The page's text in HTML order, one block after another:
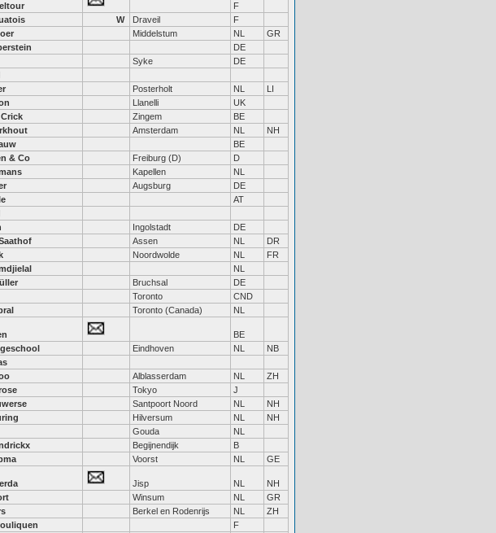
F
W Draveil
F
Middelstum NL
GR
DE
Syke
DE
Posterholt NL
LI
Llanelli
UK
Zingem
BE
Amsterdam NL
NH
BE
& Co Freiburg (D)
D
Kapellen
NL
Augsburg
DE
AT
Ingolstadt
DE
Assen NL
DR
Noordwolde NL
FR
NL
Bruchsal
DE
Toronto
CND
Toronto (Canada) NL
BE
Eindhoven NL
NB
Alblasserdam NL
ZH
Tokyo
J
Santpoort Noord NL
NH
Hilversum NL
NH
Gouda
NL
Begijnendijk
B
Voorst NL GE
Jisp NL
NH
Winsum NL
GR
Berkel en Rodenrijs NL
ZH
F